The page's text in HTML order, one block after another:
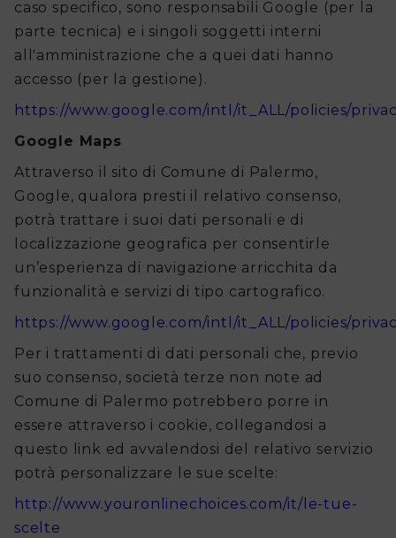
caso specifico, sono responsabili Google (per la
parte tecnica) e i singoli soggetti interni
all'amministrazione che a quei dati hanno
accesso (per la gestione).
https://www.google.com/intl/it_ALL/policies/
Google Maps
Attraverso il sito di Comune di Palermo,
Google, qualora presti il relativo consenso,
potrà trattare i suoi dati personali e di
localizzazione geografica per consentirle
un’esperienza di navigazione arricchita da
funzionalità e servizi di tipo cartografico.
https://www.google.com/intl/it_ALL/policies/
Per i trattamenti di dati personali che, previo
suo consenso, società terze non note ad
Comune di Palermo potrebbero porre in
essere attraverso i cookie, collegandosi a
questo link ed avvalendosi del relativo servizio
potrà personalizzare le sue scelte:
http://www.youronlinechoices.com/it/le-tue-
scelte